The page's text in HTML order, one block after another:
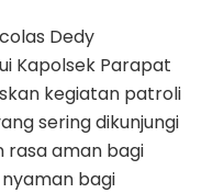
Dedy
Kapolsek Parapat
kegiatan patroli
sering dikunjungi
rasa aman bagi
bagi